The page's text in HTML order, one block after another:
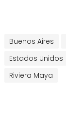
Buenos Aires
Estados Unidos
Riviera Maya